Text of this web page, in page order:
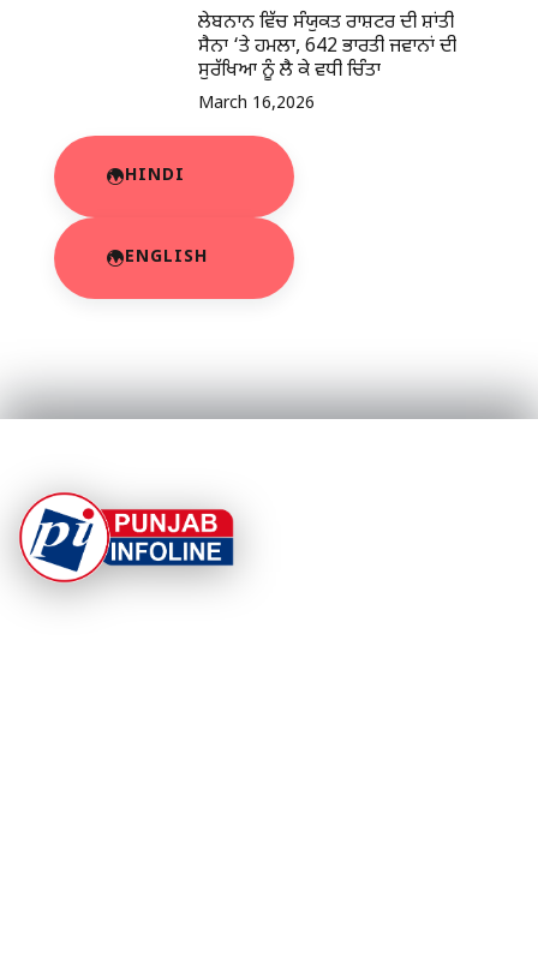
ਲੇਬਨਾਨ ਵਿੱਚ ਸੰਯੁਕਤ ਰਾਸ਼ਟਰ ਦੀ ਸ਼ਾਂਤੀ
ਸੈਨਾ ‘ਤੇ ਹਮਲਾ, 642 ਭਾਰਤੀ ਜਵਾਨਾਂ ਦੀ
ਸੁਰੱਖਿਆ ਨੂੰ ਲੈ ਕੇ ਵਧੀ ਚਿੰਤਾ
March 16,2026
HINDI
ENGLISH